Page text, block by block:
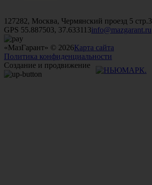
127282, Москва, Чермянский проезд 5 стр.3
GPS 55.887503, 37.633113info@mazgarant.ru
«МазГарант» © 2026Карта сайта
Политика конфиденциальности
Создание и продвижение